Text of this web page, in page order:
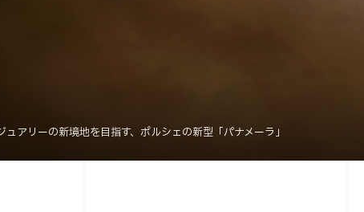
ュアリーの新境地を目指す、ポルシェの新型「パナメーラ」